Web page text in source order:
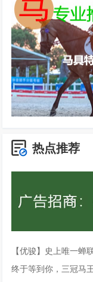
热点推荐
【优骏】史上唯一蝉
终于等到你，三冠马